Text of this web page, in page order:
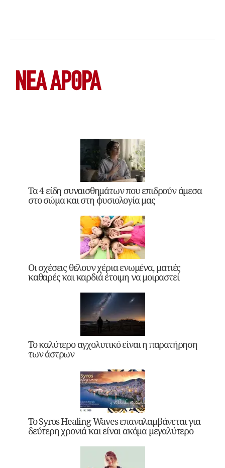
ΝΕΑ ΆΡΘΡΑ
Τα 4 είδη συναισθημάτων που επιδρούν άμεσα
στο σώμα και στη φυσιολογία μας
Οι σχέσεις θέλουν χέρια ενωμένα, ματιές
καθαρές και καρδιά έτοιμη να μοιραστεί
Το καλύτερο αγχολυτικό είναι η παρατήρηση
των άστρων
Το Syros Healing Waves επαναλαμβάνεται για
δεύτερη χρονιά και είναι ακόμα μεγαλύτερο